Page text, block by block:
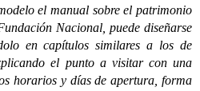
el manual sobre el patrimonio
Nacional, puede diseñarse
en capítulos similares a los de
el punto a visitar con una
horarios y días de apertura, forma